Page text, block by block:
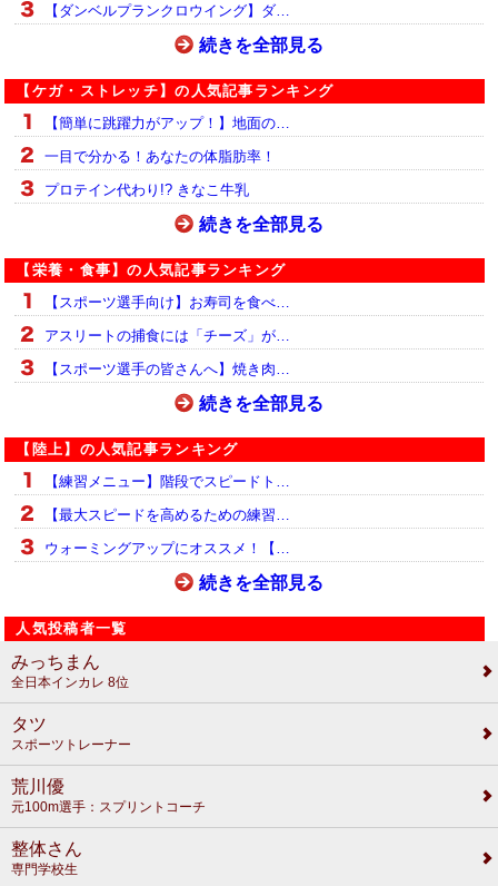
【ダンベルプランクロウイング】ダ…
続きを全部見る
【ケガ・ストレッチ】の人気記事ランキング
【簡単に跳躍力がアップ！】地面の…
一目で分かる！あなたの体脂肪率！
プロテイン代わり!? きなこ牛乳
続きを全部見る
【栄養・食事】の人気記事ランキング
【スポーツ選手向け】お寿司を食べ…
アスリートの捕食には「チーズ」が…
【スポーツ選手の皆さんへ】焼き肉…
続きを全部見る
【陸上】の人気記事ランキング
【練習メニュー】階段でスピードト…
【最大スピードを高めるための練習…
ウォーミングアップにオススメ！【…
続きを全部見る
人気投稿者一覧
みっちまん
全日本インカレ 8位
タツ
スポーツトレーナー
荒川優
元100m選手：スプリントコーチ
整体さん
専門学校生